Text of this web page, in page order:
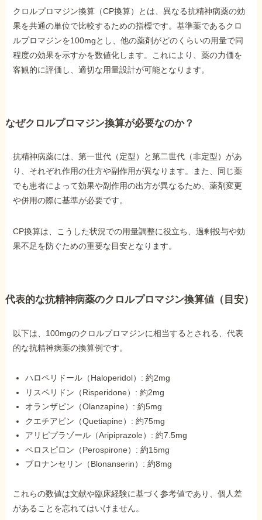
サイトマップ
当事務所に
依頼する
メリット
お電話でのお問い合わせ
089-907-3797
クロルプロマジン換算（CP換算）とは、異なる抗精神病薬の効
果を共通の単位で比較するための指標です。基準薬であるクロ
ルプロマジンを100mgとし、他の薬剤がどのくらいの用量で同
程度の効果を示すかを数値化します。これにより、薬の力価を
客観的に評価し、適切な用量設計が可能となります。
なぜクロルプロマジン換算が必要なのか？
抗精神病薬には、第一世代（定型）と第二世代（非定型）があ
り、それぞれ作用の仕方や副作用が異なります。また、同じ薬
でも患者によって効果や副作用の出方が異なるため、薬剤変更
や併用の際に基準が必要です。
CP換算は、こうした状況での用量調整に役立ち、過剰投与や効
果不足を防ぐための重要な目安となります。
代表的な抗精神病薬のクロルプロマジン換算値（目安）
以下は、100mgのクロルプロマジンに相当するとされる、代表
的な抗精神病薬の換算例です。
ハロペリドール（Haloperidol）: 約2mg
リスペリドン（Risperidone）: 約2mg
オランザピン（Olanzapine）: 約5mg
クエチアピン（Quetiapine）: 約75mg
アリピプラゾール（Aripiprazole）: 約7.5mg
ペロスピロン（Perospirone）: 約15mg
ブロナンセリン（Blonanserin）: 約8mg
これらの数値は文献や臨床経験に基づく参考値であり、個人差
があることを忘れてはいけません。